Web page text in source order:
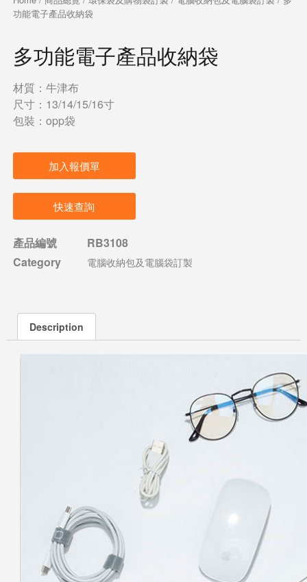
功能電子產品收納袋
多功能電子產品收納袋
材質：牛津布
尺寸：13/14/15/16寸
包裝：opp袋
加入報價單
快速查詢
產品編號
RB3108
Category
電腦收納包及電腦袋訂製
Description